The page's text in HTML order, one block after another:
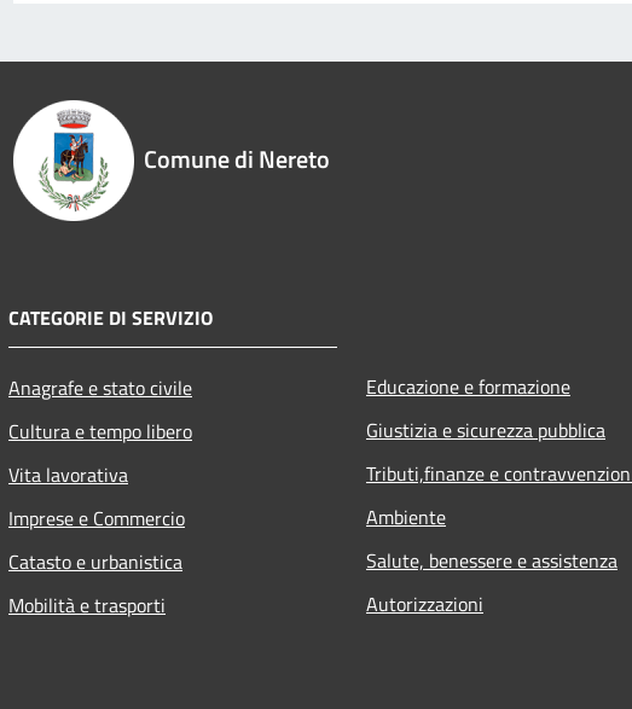
Comune di Nereto
CATEGORIE DI SERVIZIO
Anagrafe e stato civile
Cultura e tempo libero
Vita lavorativa
Imprese e Commercio
Catasto e urbanistica
Mobilità e trasporti
Educazione e formazione
Giustizia e sicurezza pubblica
Tributi,finanze e
Ambiente
Salute, benessere e assistenza
Autorizzazioni